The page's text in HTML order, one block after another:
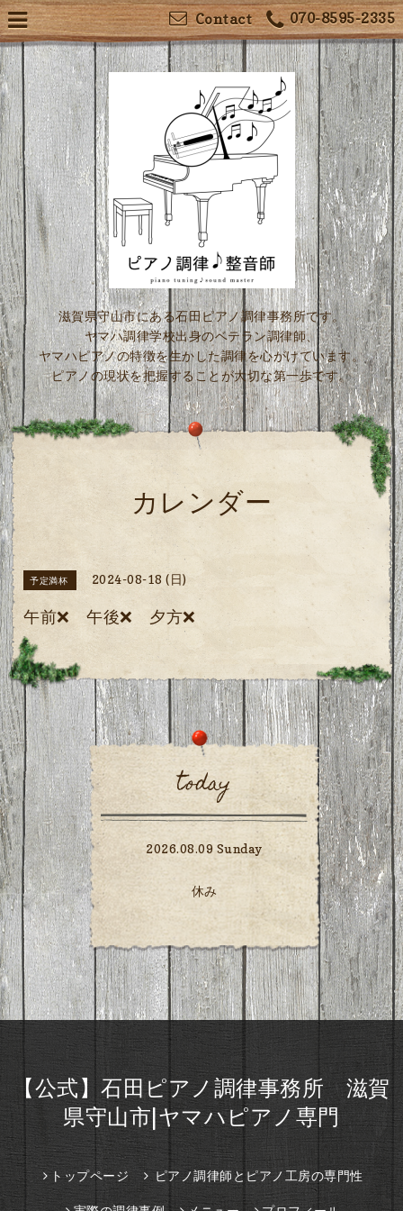
070-8595-2335
Contact
滋賀県守山市にある石田ピアノ調律事務所です。
ヤマハ調律学校出身のベテラン調律師、
ヤマハピアノの特徴を生かした調律を心がけています。
ピアノの現状を把握することが大切な第一歩です。
カレンダー
予定満杯 2024-08-18 (日)
午前❌ 午後❌ 夕方❌
today
2026.08.09 Sunday
休み
【公式】石田ピアノ調律事務所 滋賀
県守山市|ヤマハピアノ専門
トップページ ピアノ調律師とピアノ工房の専門性